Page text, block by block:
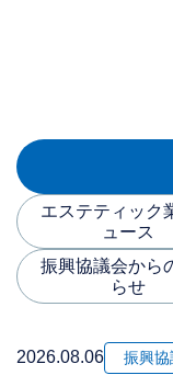
エステティック
ュース
振興協議会から
らせ
2026.08.06 振興